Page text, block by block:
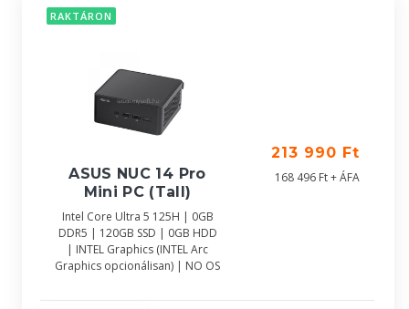
RAKTÁRON
ASUS NUC 14 Pro
Mini PC (Tall)
Intel Core Ultra 5 125H | 0GB
DDR5 | 120GB SSD | 0GB HDD
| INTEL Graphics (INTEL Arc
Graphics opcionálisan) | NO OS
213 990 Ft
168 496 Ft + ÁFA